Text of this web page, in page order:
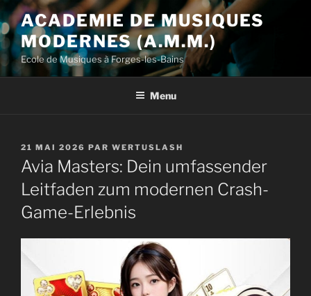
Aller
au
contenu
principal
ACADEMIE DE MUSIQUES
MODERNES (A.M.M.)
Ecole de Musiques à Forges-les-Bains
Menu
PUBLIÉ
LE
21 MAI 2026 PAR WERTUSLASH
Avia Masters: Dein umfassender
Leitfaden zum modernen Crash-
Game-Erlebnis